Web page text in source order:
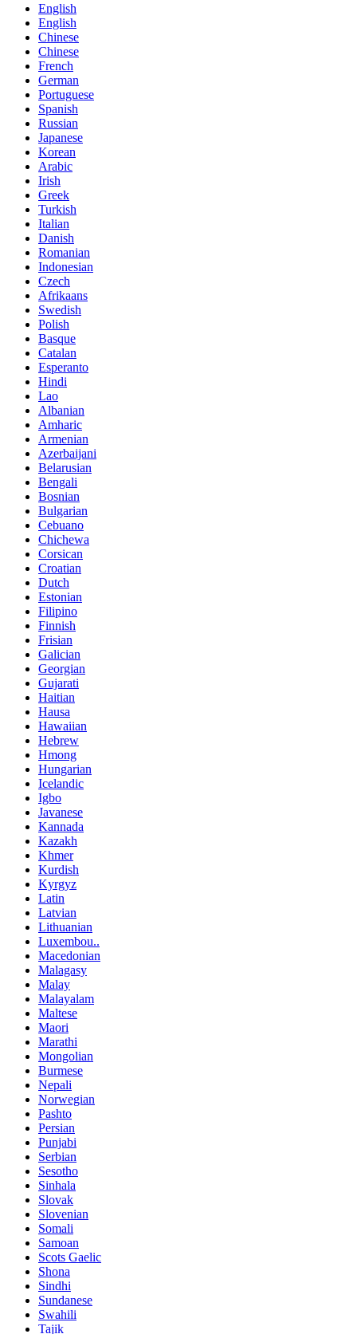
English
English
Chinese
Chinese
French
German
Portuguese
Spanish
Russian
Japanese
Korean
Arabic
Irish
Greek
Turkish
Italian
Danish
Romanian
Indonesian
Czech
Afrikaans
Swedish
Polish
Basque
Catalan
Esperanto
Hindi
Lao
Albanian
Amharic
Armenian
Azerbaijani
Belarusian
Bengali
Bosnian
Bulgarian
Cebuano
Chichewa
Corsican
Croatian
Dutch
Estonian
Filipino
Finnish
Frisian
Galician
Georgian
Gujarati
Haitian
Hausa
Hawaiian
Hebrew
Hmong
Hungarian
Icelandic
Igbo
Javanese
Kannada
Kazakh
Khmer
Kurdish
Kyrgyz
Latin
Latvian
Lithuanian
Luxembou..
Macedonian
Malagasy
Malay
Malayalam
Maltese
Maori
Marathi
Mongolian
Burmese
Nepali
Norwegian
Pashto
Persian
Punjabi
Serbian
Sesotho
Sinhala
Slovak
Slovenian
Somali
Samoan
Scots Gaelic
Shona
Sindhi
Sundanese
Swahili
Tajik